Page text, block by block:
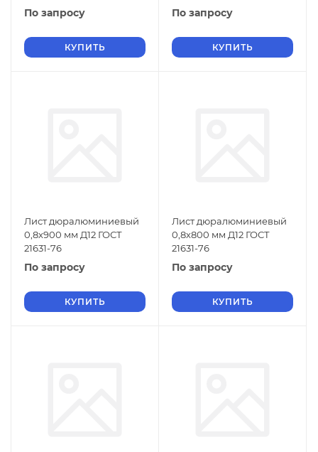
По запросу
КУПИТЬ
По запросу
КУПИТЬ
Лист дюралюминиевый
0,8х900 мм Д12 ГОСТ
21631-76
По запросу
КУПИТЬ
Лист дюралюминиевый
0,8х800 мм Д12 ГОСТ
21631-76
По запросу
КУПИТЬ